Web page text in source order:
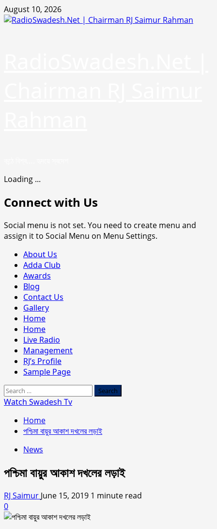
Skip
to
August 10, 2026
Loading ...
Connect with Us
Social menu is not set. You need to create menu and
assign it to Social Menu on Menu Settings.
Primary
Menu
About Us
Adda Club
Awards
Blog
Contact Us
Gallery
Home
Home
Live Radio
Management
RJ’s Profile
Sample Page
Search
for:
Watch Swadesh Tv
Home
পশ্চিমা বায়ুর আকাশ দখলের লড়াই
News
পশ্চিমা বায়ুর আকাশ দখলের লড়াই
RJ Saimur June 15, 2019 1 minute read
0